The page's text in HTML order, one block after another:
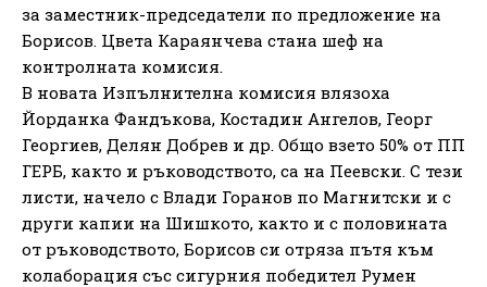
за заместник-председатели по предложение на
Борисов. Цвета Караянчева стана шеф на
контролната комисия.
В новата Изпълнителна комисия влязоха
Йорданка Фандъкова, Костадин Ангелов, Георг
Георгиев, Делян Добрев и др. Общо взето 50% от ПП
ГЕРБ, както и ръководството, са на Пеевски. С тези
листи, начело с Влади Горанов по Магнитски и с
други капии на Шишкото, както и с половината
от ръководството, Борисов си отряза пътя към
колаборация със сигурния победител Румен